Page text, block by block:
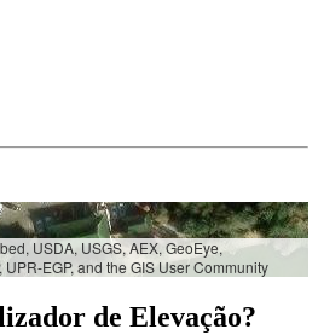
USDA, USGS, AEX, GeoEye,
EGP, and the GIS User Community
de Elevação?